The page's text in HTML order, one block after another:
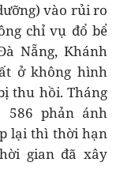
vào rủi ro
chỉ vụ đổ bể
Nẵng, Khánh
ở không hình
thu hồi. Tháng
586 phản ánh
lại thì thời hạn
gian đã xây